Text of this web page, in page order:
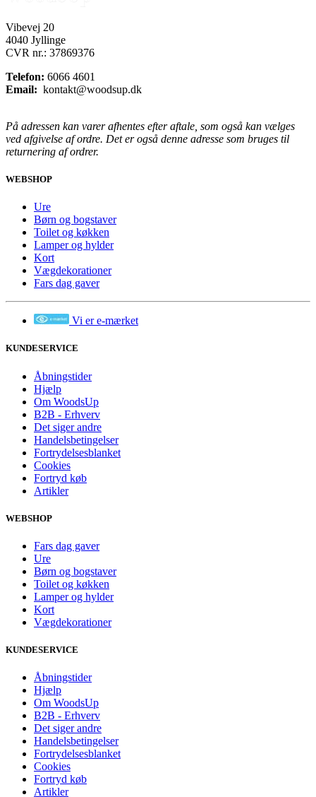
Vibevej 20
4040 Jyllinge
CVR nr.: 37869376
Telefon: 6066 4601
Email: kontakt@woodsup.dk
På adressen kan varer afhentes efter aftale, som også kan vælges
ved afgivelse af ordre. Det er også denne adresse som bruges til
returnering af ordrer.
WEBSHOP
Ure
Børn og bogstaver
Toilet og køkken
Lamper og hylder
Kort
Vægdekorationer
Fars dag gaver
Vi er e-mærket
KUNDESERVICE
Åbningstider
Hjælp
Om WoodsUp
B2B - Erhverv
Det siger andre
Handelsbetingelser
Fortrydelsesblanket
Cookies
Fortryd køb
Artikler
WEBSHOP
Fars dag gaver
Ure
Børn og bogstaver
Toilet og køkken
Lamper og hylder
Kort
Vægdekorationer
KUNDESERVICE
Åbningstider
Hjælp
Om WoodsUp
B2B - Erhverv
Det siger andre
Handelsbetingelser
Fortrydelsesblanket
Cookies
Fortryd køb
Artikler